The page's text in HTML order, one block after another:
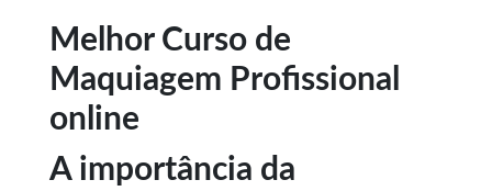
Melhor Curso de
Maquiagem Profissional
online
A importância da